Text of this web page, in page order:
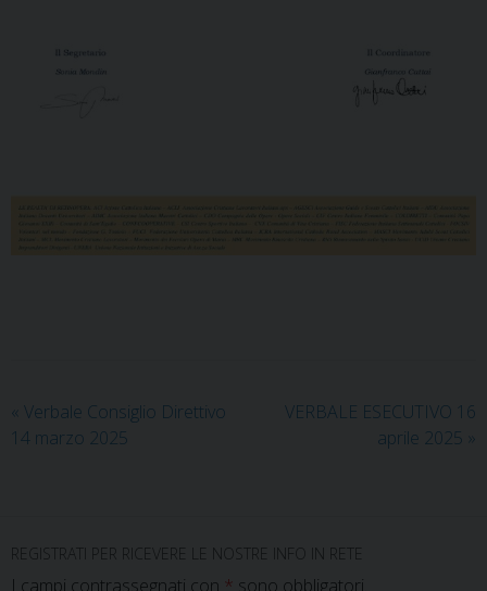
« Verbale Consiglio Direttivo
14 marzo 2025
VERBALE ESECUTIVO 16
aprile 2025 »
REGISTRATI PER RICEVERE LE NOSTRE INFO IN RETE
I campi contrassegnati con * sono obbligatori.